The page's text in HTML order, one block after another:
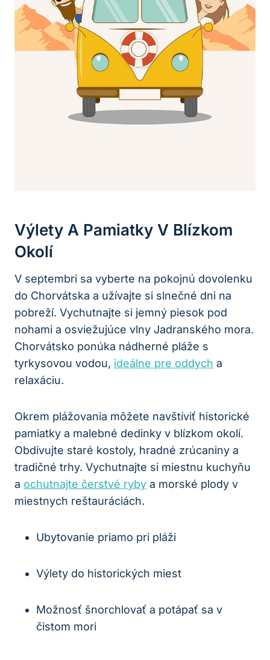
Výlety A Pamiatky V Blízkom
Okolí
V septembri sa vyberte na pokojnú dovolenku
do Chorvátska a užívajte si slnečné dni na
pobreží. Vychutnajte si jemný piesok pod
nohami a osviežujúce vlny Jadranského mora.
Chorvátsko ponúka nádherné pláže s
tyrkysovou vodou, ideálne pre oddych a
relaxáciu.
Okrem plážovania môžete navštíviť historické
pamiatky a malebné dedinky v blízkom okolí.
Obdivujte staré kostoly, hradné zrúcaniny a
tradičné trhy. Vychutnajte si miestnu kuchyňu
a ochutnajte čerstvé ryby a morské plody v
miestnych reštauráciách.
Ubytovanie priamo pri pláži
Výlety do historických miest
Možnosť šnorchlovať a potápať sa v
čistom mori